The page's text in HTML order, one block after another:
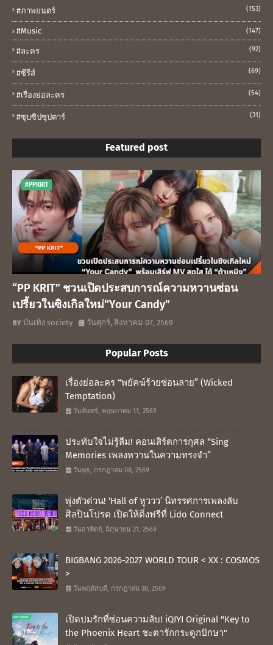
#ภาพยนตร์ (153)
#music (147)
#ละคร (92)
#ซีรีส์ (69)
#เรื่องย่อละคร (54)
#ซุบซิปซุปตาร์ (31)
Featured post
#PPKRIT
“PP KRIT” ชวนเปิดประสบการณ์ความหวานซ่อน
เปรี้ยวในซิงเกิลใหม่“Your Candy”
บันเทิง society วันศุกร์, สิงหาคม 07, 2569
Popular Posts
เรื่องย่อละคร “พยัคฆ์ร้ายซ่อนลาย” (Wicked
Temptation)
วันจันทร์, พฤษภาคม 11, 2569
ประทับใจไม่รู้ลืม! คอนเสิร์ตการกุศล “Sing
Memories เพลงหวานในความทรงจำ”
วันพุธ, กรกฎาคม 08, 2569
พุ่งตัวด่วน! ‘Hall of หูววว’ นิทรรศการเพลงลับ
ศิลปินโปรด เปิดให้ติ่งฟรีที่ Lido Connect
วันอาทิตย์, มิถุนายน 21, 2569
BIGBANG 2026-2027 WORLD TOUR < XX : COSMOS
>
วันพฤหัสบดี, กรกฎาคม 30, 2569
เปิดปมรักที่ซ่อนความลับ! iQIYI Original "Key to
the Phoenix Heart ชะตารักกระดูกปักษา"